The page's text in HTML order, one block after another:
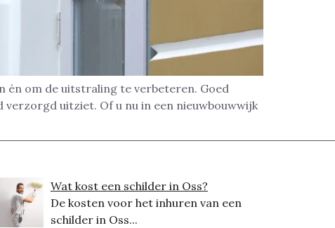
én om de uitstraling te verbeteren. Goed
uitziet. Of u nu in een nieuwbouwwijk
Wat kost een schilder in Oss?
De kosten voor het inhuren van een
schilder in Oss...